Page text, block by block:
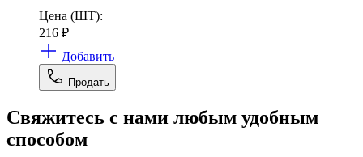
Цена (ШТ):
216 ₽
Добавить
Продать
Свяжитесь с нами любым удобным
способом